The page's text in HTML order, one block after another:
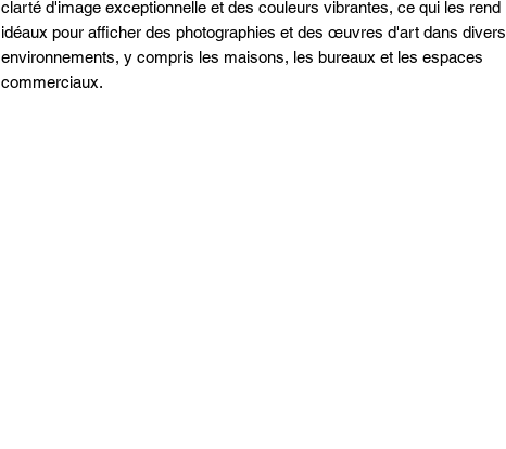
clarté d'image exceptionnelle et des couleurs vibrantes, ce qui les rend
idéaux pour afficher des photographies et des œuvres d'art dans divers
environnements, y compris les maisons, les bureaux et les espaces
commerciaux.